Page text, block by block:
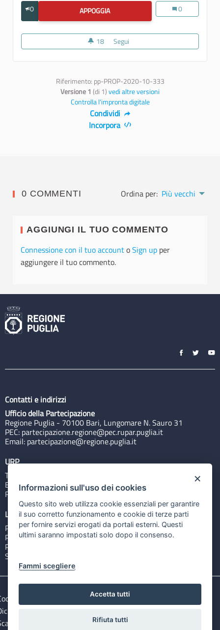
0 APPOGGIA"CORTI NELLA CORTE" - RASSEGNA
"Corti nella
0
18 18 sostenitori
Segui
Riferimento: pp-PROP-2020-10-333
Versione 1 (di 1)vedi altre versioni
Controlla l'impronta digitale
Condividi
Incorpora
0 COMMENTI Ordina per: Più vecchi
AGGIUNGI IL TUO COMMENTO
Connessione con il tuo accountoSign up per
aggiungere il tuo commento.
Contatti e indirizzi
Ufficio della Partecipazione
Regione Puglia - 70100 Bari, Lungomare N. Sauro 31
PEC: partecipazione.regione@pec.rupar.puglia.it
Email: partecipazione@regione.puglia.it
URP
Tel: 800713939
Email:quiregione@regione.puglia.it
Rubrica
Link utili
Portale Istituzionale
PO FESR Puglia 2014-2020
PSR Puglia 2014-2020
Sistema Puglia
e privacy
Note legali
di accessibilità
i file Open Data
×
Informazioni sull'uso dei cookies
Questo sito web utilizza cookie essenziali per garantire
il suo corretto funzionamento e cookie di terze parti
per fornire servizi erogati da portali esterni. Questi
ultimi saranno impostati solo dopo il consenso.
Fammi scegliere
Accetta tutti
Rifiuta tutti